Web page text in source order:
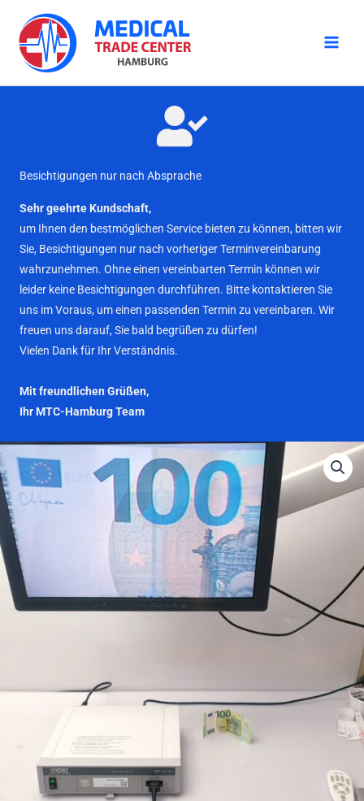
Inhalt
springen
Besichtigungen nur nach Absprache
Sehr geehrte Kundschaft,
um Ihnen den bestmöglichen Service bieten zu können, bitten wir
Sie, Besichtigungen nur nach vorheriger Terminvereinbarung
wahrzunehmen. Ohne einen vereinbarten Termin können wir
leider keine Besichtigungen durchführen. Bitte kontaktieren Sie
uns im Voraus, um einen passenden Termin zu vereinbaren. Wir
freuen uns darauf, Sie bald begrüßen zu dürfen!
Vielen Dank für Ihr Verständnis.
Mit freundlichen Grüßen,
Ihr MTC-Hamburg Team